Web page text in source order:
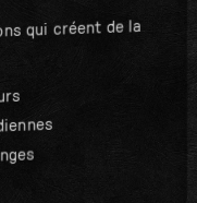
qui créent de la